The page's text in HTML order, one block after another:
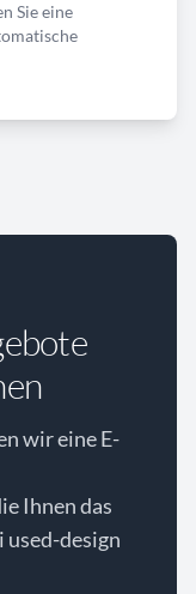
Sie eine
wir eine E-
Ihnen das
used-design